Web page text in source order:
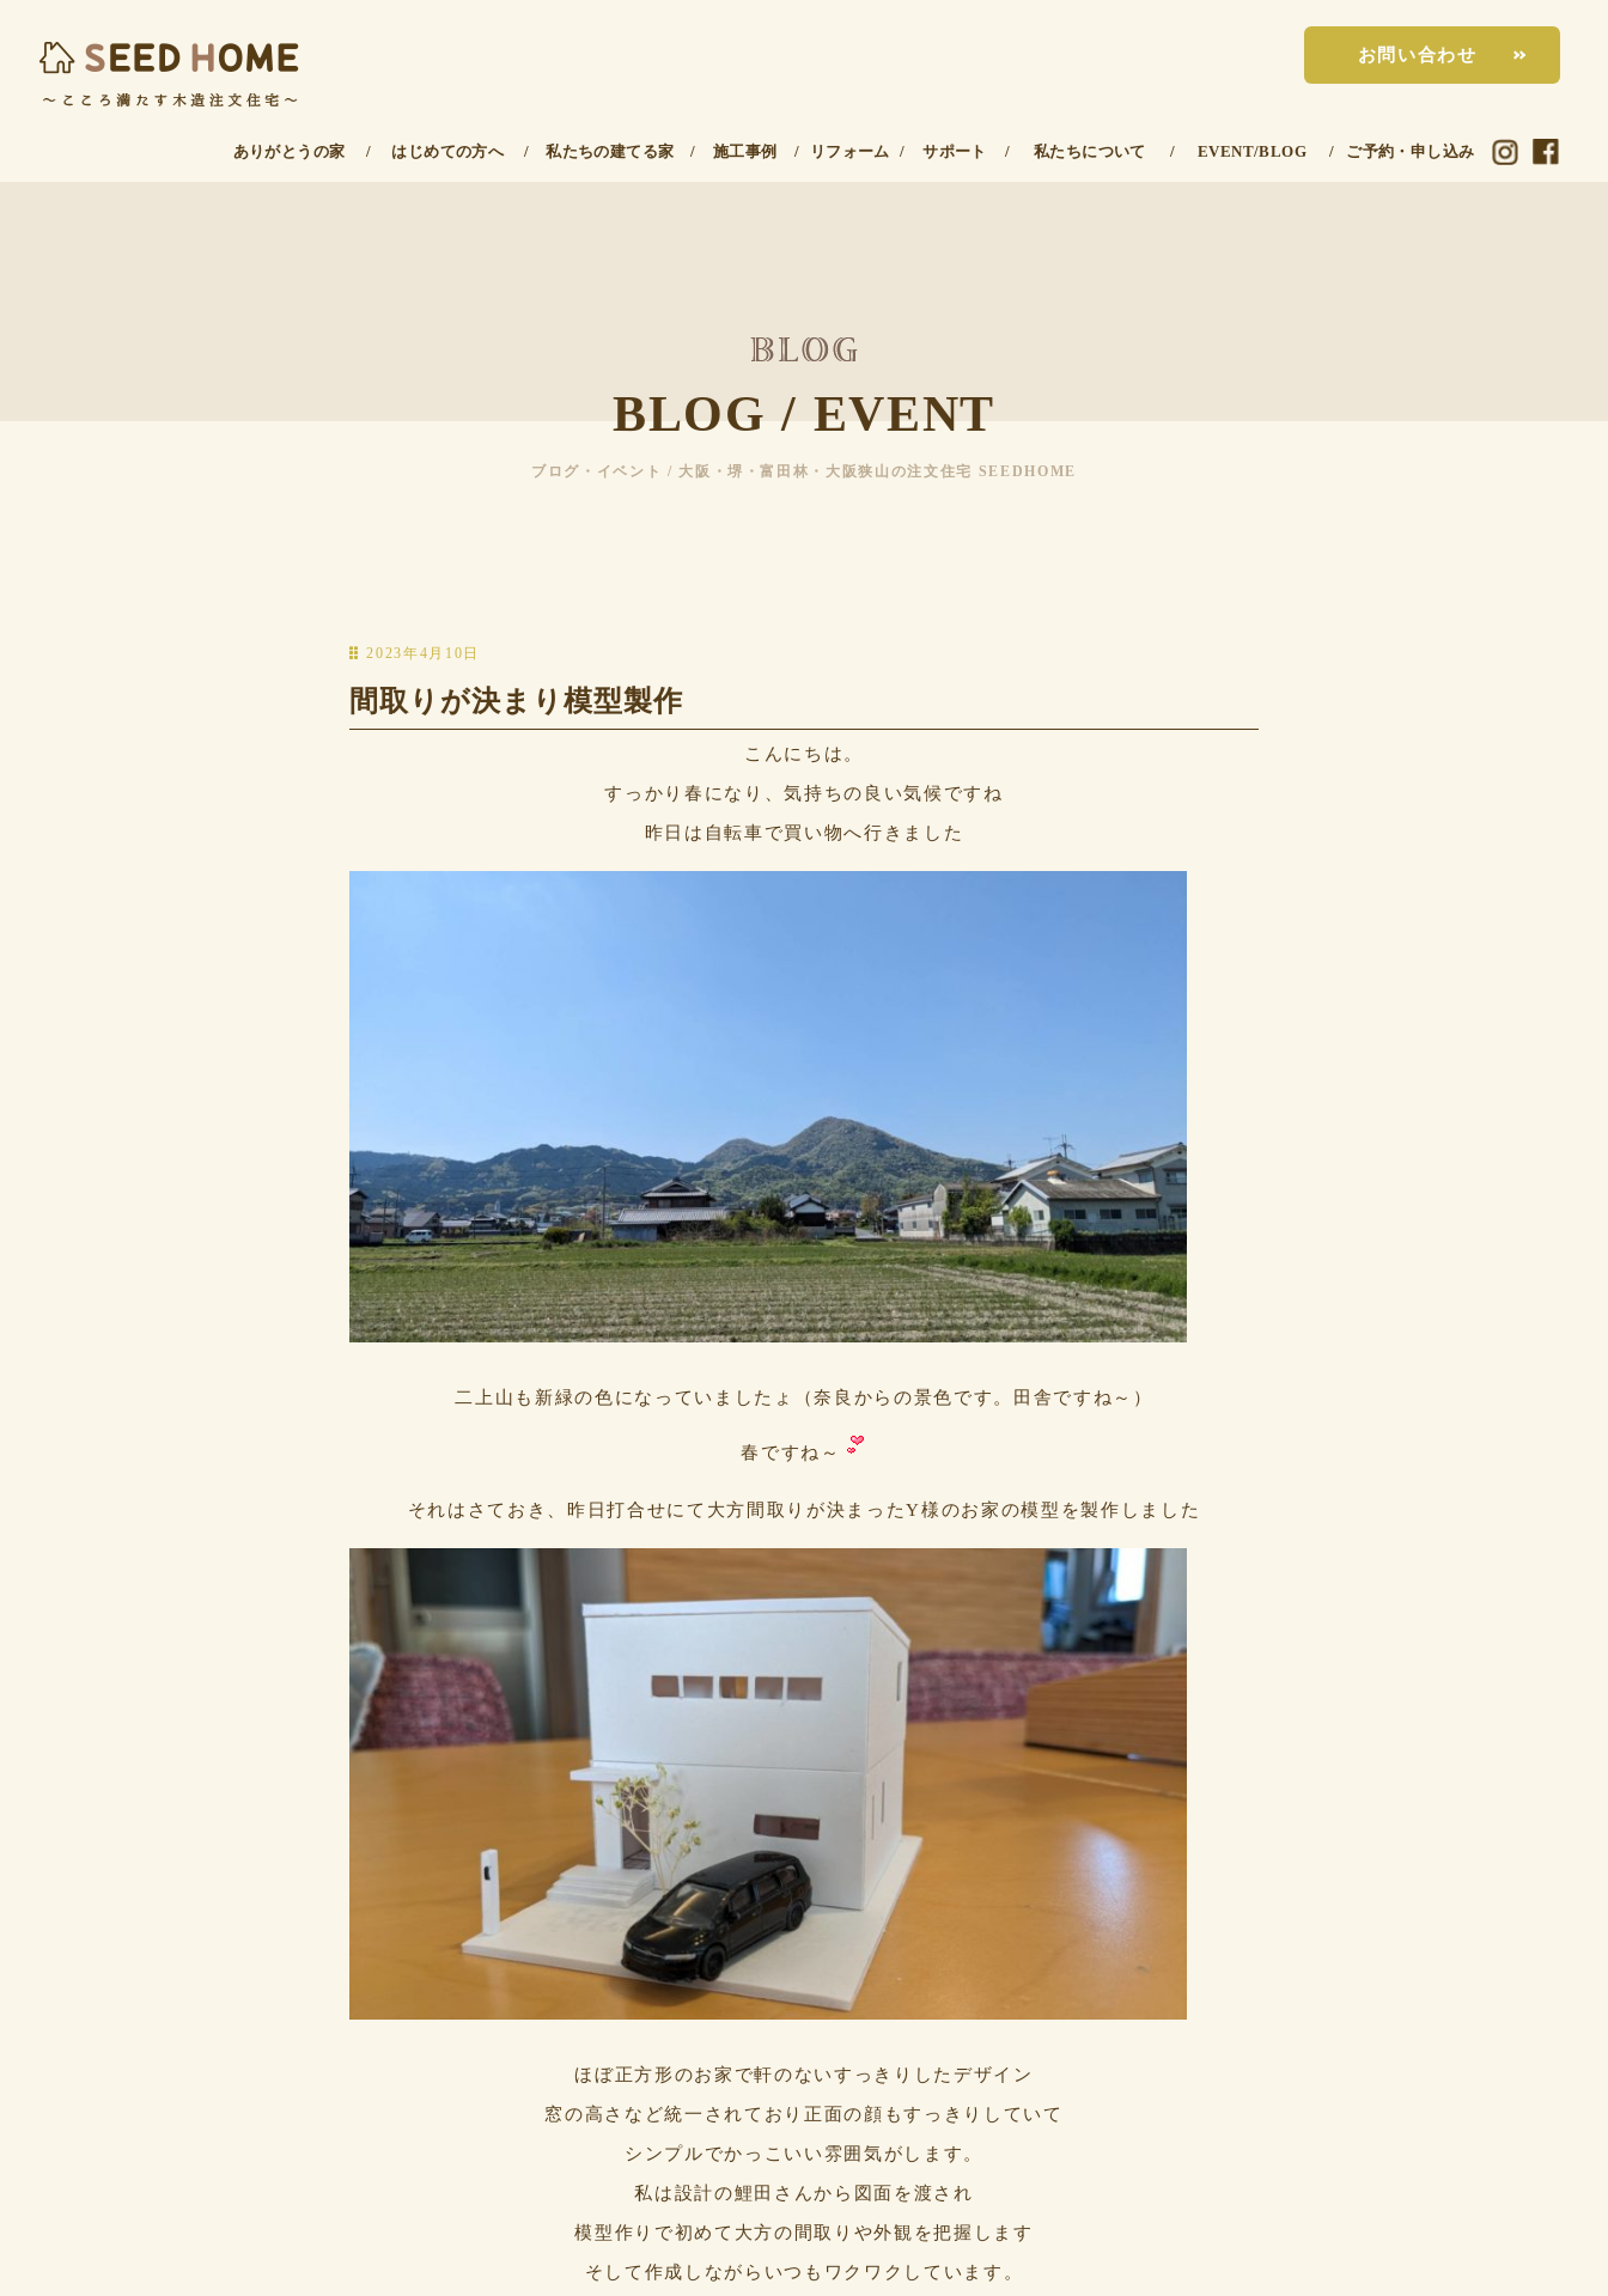
お問い合わせ
ありがとうの家 / はじめての方へ / 私たちの建てる家 / 施工事例 / リフォーム / サポート / 私たちについて / EVENT/BLOG / ご予約・申し込み
BLOG / EVENT
ブログ・イベント / 大阪・堺・富田林・大阪狭山の注文住宅 SEEDHOME
2023年4月10日
間取りが決まり模型製作
こんにちは。
すっかり春になり、気持ちの良い気候ですね
昨日は自転車で買い物へ行きました
二上山も新緑の色になっていましたょ（奈良からの景色です。田舎ですね～）
春ですね～
それはさておき、昨日打合せにて大方間取りが決まったY様のお家の模型を製作しました
ほぼ正方形のお家で軒のないすっきりしたデザイン
窓の高さなど統一されており正面の顔もすっきりしていて
シンプルでかっこいい雰囲気がします。
私は設計の鯉田さんから図面を渡され
模型作りで初めて大方の間取りや外観を把握します
そして作成しながらいつもワクワクしています。